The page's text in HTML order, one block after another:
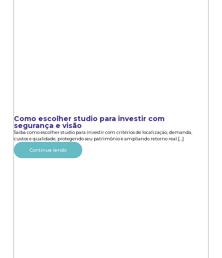
Como escolher studio para investir com
segurança e visão
Saiba como escolher studio para investir com critérios de localização, demanda,
custos e qualidade, protegendo seu patrimônio e ampliando retorno real.[...]
Continue lendo